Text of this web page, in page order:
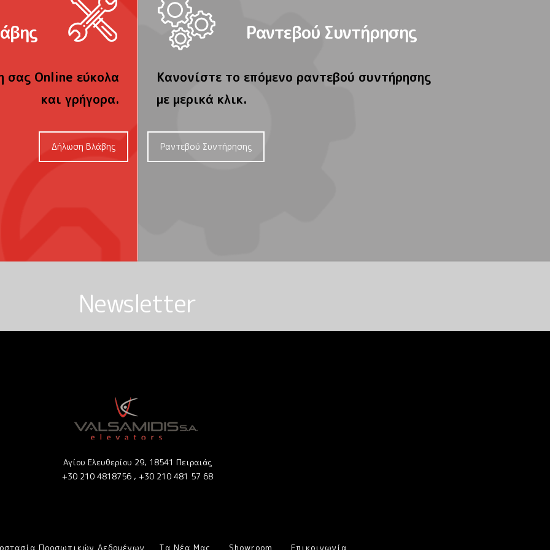
σας Online εύκολα
και γρήγορα.
Δήλωση Βλάβης
Ραντεβού Συντήρησης
Κανονίστε το επόμενο ραντεβού συντήρησης
με μερικά κλικ.
Ραντεβού Συντήρησης
Newsletter
Αγίου Ελευθερίου 29, 18541 Πειραιάς
+30 210 4818756 , +30 210 481 57 68
Προσωπικών Δεδομένων Τα Νέα Μας Showroom Επικοινωνία